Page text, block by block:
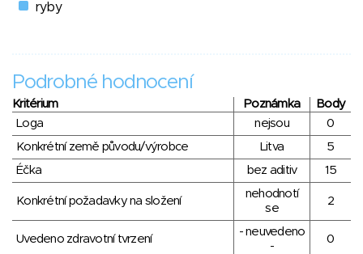
ryby
Podrobné hodnocení
Kritérium Poznámka
Body
Loga
nejsou
0
Konkrétní země původu/výrobce
Litva
5
Éčka
bez aditiv 15
Konkrétní požadavky na složení
nehodnotí
se
2
Uvedeno zdravotní tvrzení
- neuvedeno
-
0